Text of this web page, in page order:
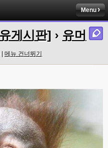
Menu
게시판] › 유머
메뉴 건너뛰기